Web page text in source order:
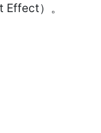
Effect）。